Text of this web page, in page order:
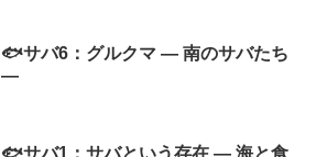
🐟サバ6：グルクマ ― 南のサバたち
―
🐟サバ1：サバという存在 ― 海と食